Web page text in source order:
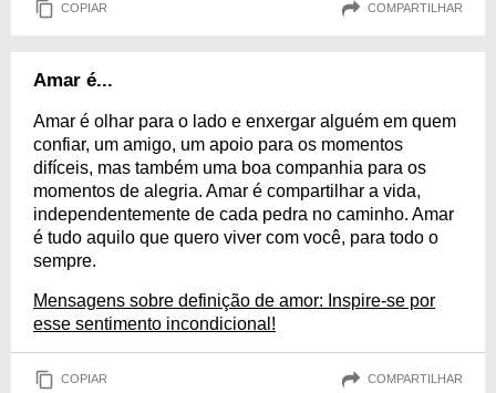
COPIAR COMPARTILHAR
Amar é...
Amar é olhar para o lado e enxergar alguém em quem
confiar, um amigo, um apoio para os momentos
difíceis, mas também uma boa companhia para os
momentos de alegria. Amar é compartilhar a vida,
independentemente de cada pedra no caminho. Amar
é tudo aquilo que quero viver com você, para todo o
sempre.
Mensagens sobre definição de amor: Inspire-se por
esse sentimento incondicional!
COPIAR COMPARTILHAR